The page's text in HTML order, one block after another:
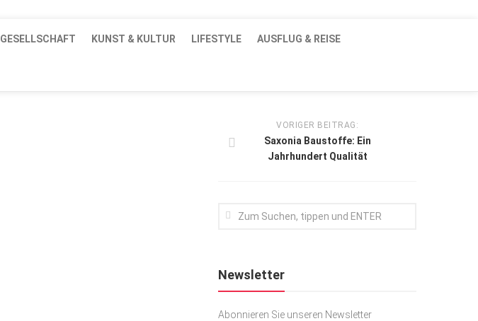
GESELLSCHAFT KUNST & KULTUR LIFESTYLE AUSFLUG & REISE
VORIGER BEITRAG:
Saxonia Baustoffe: Ein
Jahrhundert Qualität
Newsletter
Abonnieren Sie unseren Newsletter